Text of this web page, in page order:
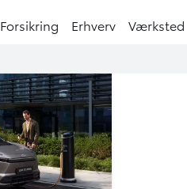
Forsikring Erhverv Værksted